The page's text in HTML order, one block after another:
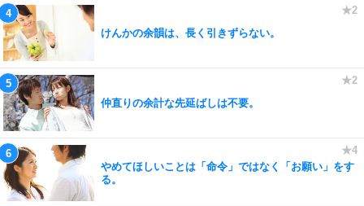
けんかの余韻は、長く引きずらない。
仲直りの余計な先延ばしは不要。
やめてほしいことは「命令」ではなく「お願い」をす
る。